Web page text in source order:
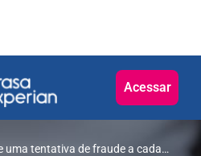
Acessar
uma tentativa de fraude a cada